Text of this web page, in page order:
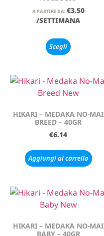
A PARTIRE DA: €3.50
/SETTIMANA
Scegli
HIKARI – MEDAKA NO-MAI
BREED – 40GR
€6.14
Aggiungi al carrello
HIKARI – MEDAKA NO-MAI
BABY – 40GR